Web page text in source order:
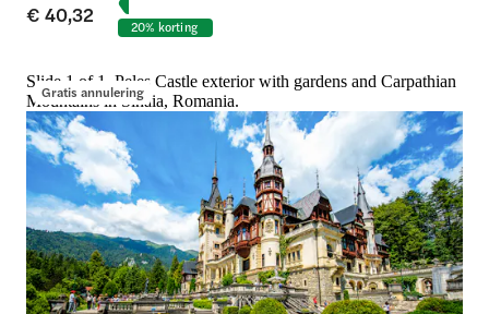
€ 40,32 20% korting
Gratis annulering
Slide 1 of 1, Peles Castle exterior with gardens and Carpathian
Mountains in Sinaia, Romania.